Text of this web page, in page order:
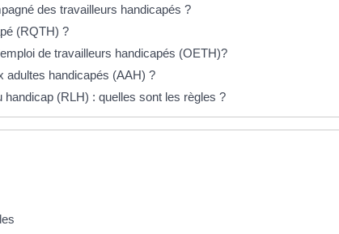
des travailleurs handicapés ?
(RQTH) ?
de travailleurs handicapés (OETH)?
adultes handicapés (AAH) ?
(RLH) : quelles sont les règles ?